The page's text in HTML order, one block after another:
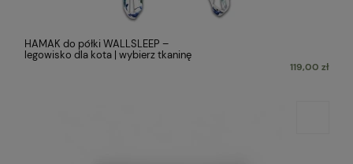
HAMAK do półki WALLSLEEP –
legowisko dla kota | wybierz tkaninę
119,00 zł